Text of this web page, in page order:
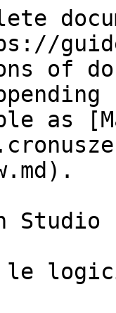
of
as
Studio
le